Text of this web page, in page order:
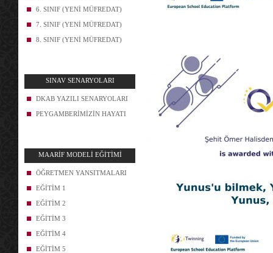
6. SINIF (YENİ MÜFREDAT)
7. SINIF (YENİ MÜFREDAT)
8. SINIF (YENİ MÜFREDAT)
SINAV SENARYOLARI
DKAB YAZILI SENARYOLARI
PEYGAMBERİMİZİN HAYATI
MAARİF MODELİ EĞİTİMİ
ÖĞRETMEN YANSITMALARI
EĞİTİM 1
EĞİTİM 2
EĞİTİM 3
EĞİTİM 4
EĞİTİM 5